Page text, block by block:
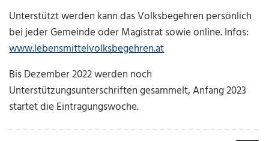
Unterstützt werden kann das Volksbegehren persönlich
bei jeder Gemeinde oder Magistrat sowie online. Infos:
www.lebensmittelvolksbegehren.at
Bis Dezember 2022 werden noch
Unterstützungsunterschriften gesammelt, Anfang 2023
startet die Eintragungswoche.